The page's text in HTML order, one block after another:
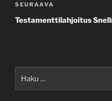
Seuraava
artikkeli
SEURAAVA
Testamenttilahjoitus